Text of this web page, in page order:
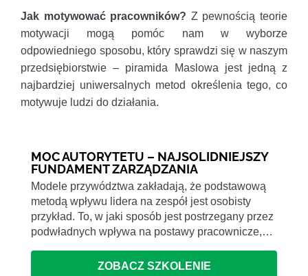
Jak motywować pracowników? Z pewnością teorie
motywacji mogą pomóc nam w wyborze
odpowiedniego sposobu, który sprawdzi się w naszym
przedsiębiorstwie – piramida Maslowa jest jedną z
najbardziej uniwersalnych metod określenia tego, co
motywuje ludzi do działania.
MOC AUTORYTETU – NAJSOLIDNIEJSZY
FUNDAMENT ZARZĄDZANIA
Modele przywództwa zakładają, że podstawową
metodą wpływu lidera na zespół jest osobisty
przykład. To, w jaki sposób jest postrzegany przez
podwładnych wpływa na postawy pracownicze,…
ZOBACZ SZKOLENIE